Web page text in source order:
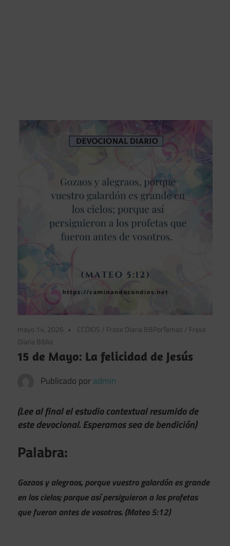
mayo 14, 2026 CCDIOS / Frase Diaria BBPorTemas / Frase
Diaria Biblia
15 de Mayo: La felicidad de Jesús
Publicado por admin
(Lee al final el estudio contextual resumido de
este devocional. Esperamos sea de bendición)
Palabra:
Gozaos y alegraos, porque vuestro galardón es grande
en los cielos; porque así persiguieron a los profetas
que fueron antes de vosotros.(Mateo 5:12)